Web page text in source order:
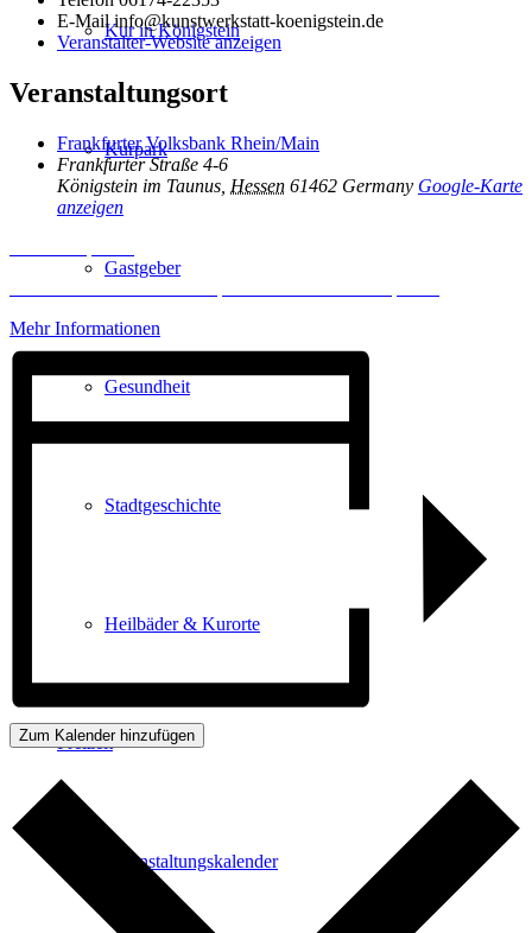
Kur in Königstein
Kurpark
Gastgeber
Gesundheit
Stadtgeschichte
Heilbäder & Kurorte
Freizeit
Veranstaltungskalender
E-Mailinfo@kunstwerkstatt-koenigstein.de
Veranstalter-Website anzeigen
Veranstaltungsort
Frankfurter Volksbank Rhein/Main
Frankfurter Straße 4-6
Königstein im Taunus Hessen 61462 Germany Google-Karte
anzeigen
Mehr Informationen
Zum Kalender hinzufügen